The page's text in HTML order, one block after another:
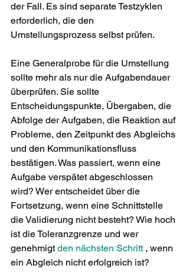
der Fall. Es sind separate Testzyklen
erforderlich, die den
Umstellungsprozess selbst prüfen.
Eine Generalprobe für die Umstellung
sollte mehr als nur die Aufgabendauer
überprüfen. Sie sollte
Entscheidungspunkte, Übergaben, die
Abfolge der Aufgaben, die Reaktion auf
Probleme, den Zeitpunkt des Abgleichs
und den Kommunikationsfluss
bestätigen. Was passiert, wenn eine
Aufgabe verspätet abgeschlossen
wird? Wer entscheidet über die
Fortsetzung, wenn eine Schnittstelle
die Validierung nicht besteht? Wie hoch
ist die Toleranzgrenze und wer
genehmigt den nächsten Schritt , wenn
ein Abgleich nicht erfolgreich ist?